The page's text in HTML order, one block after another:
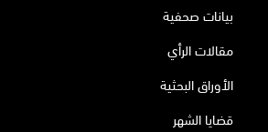
بيانات صحفية
مقالات الرأي
الأوراق البحثية
قضايا الشهر